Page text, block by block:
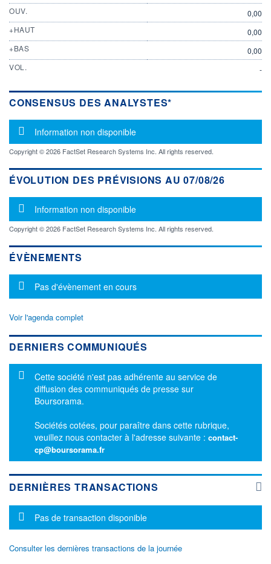
OUV.
0,00
+HAUT
0,00
+BAS
0,00
VOL.
-
CONSENSUS DES ANALYSTES*
Message d'information
Information non disponible
Copyright © 2026 FactSet Research Systems Inc. All rights reserved.
ÉVOLUTION DES PRÉVISIONS AU 07/08/26
Message d'information
Information non disponible
Copyright © 2026 FactSet Research Systems Inc. All rights reserved.
ÉVÈNEMENTS
Message d'information
Pas d'évènement en cours
Voir l'agenda complet
DERNIERS COMMUNIQUÉS
Message d'information
Cette société n'est pas adhérente au service de
diffusion des communiqués de presse sur
Boursorama.
Sociétés cotées, pour paraître dans cette rubrique,
veuillez nous contacter à l'adresse suivante : contact-
cp@boursorama.fr
DERNIÈRES TRANSACTIONS
Message d'information
Pas de transaction disponible
Consulter les dernières transactions de la journée